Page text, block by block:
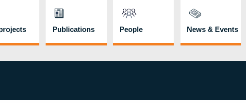
Publications People News & Events